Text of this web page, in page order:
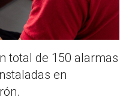
total de 150 alarmas
en